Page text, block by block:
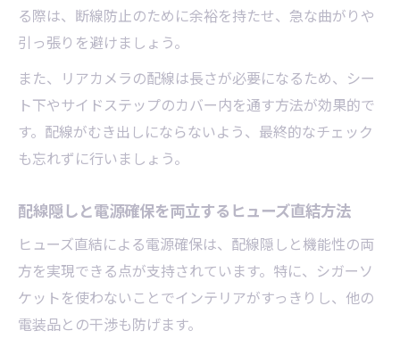
る際は、断線防止のために余裕を持たせ、急な曲がりや
引っ張りを避けましょう。
また、リアカメラの配線は長さが必要になるため、シー
ト下やサイドステップのカバー内を通す方法が効果的で
す。配線がむき出しにならないよう、最終的なチェック
も忘れずに行いましょう。
配線隠しと電源確保を両立するヒューズ直結方法
ヒューズ直結による電源確保は、配線隠しと機能性の両
方を実現できる点が支持されています。特に、シガーソ
ケットを使わないことでインテリアがすっきりし、他の
電装品との干渉も防げます。